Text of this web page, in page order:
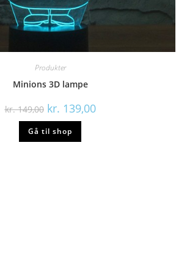
Produkter
Minions 3D lampe
kr.149,00 Den
oprindelige
pris
var:
kr. 149,00.
kr. 139,00Den
aktuelle
Gå til shop